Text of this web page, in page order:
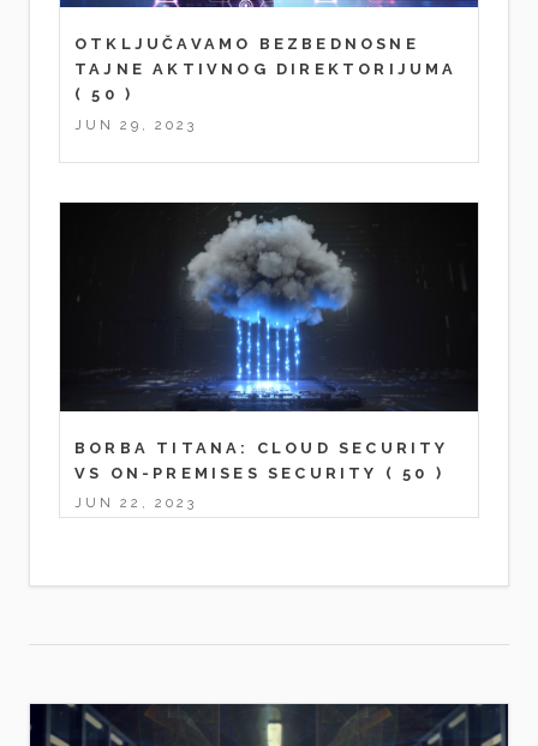
OTKLJUČAVAMO BEZBEDNOSNE
TAJNE AKTIVNOG DIREKTORIJUMA
( 50 )
JUN 29, 2023
BORBA TITANA: CLOUD SECURITY
VS ON-PREMISES SECURITY
( 50 )
JUN 22, 2023